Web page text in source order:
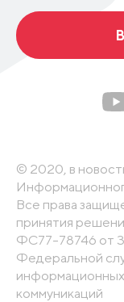
© 2020, в
Все права
принятия
ФС77-78746 от
Федеральной
коммуникаций